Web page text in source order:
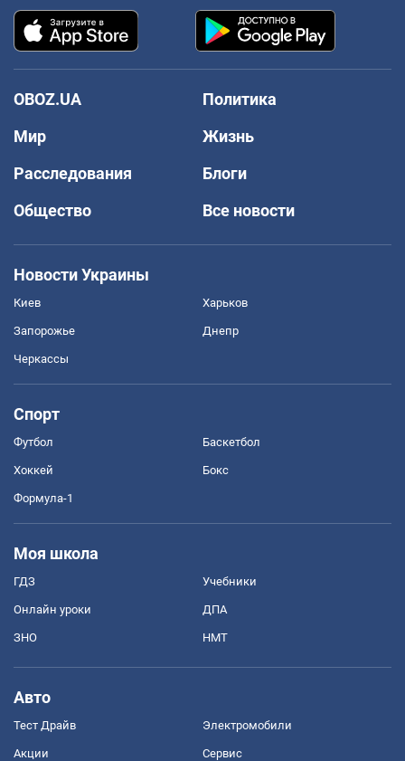
OBOZ.UA
Политика
Мир
Жизнь
Расследования
Блоги
Общество
Все новости
Новости Украины
Киев Харьков
Запорожье Днепр
Черкассы
Спорт
Футбол Баскетбол
Хоккей Бокс
Формула-1
Моя школа
ГДЗ Учебники
Онлайн уроки ДПА
ЗНО НМТ
Авто
Тест Драйв Электромобили
Акции Сервис